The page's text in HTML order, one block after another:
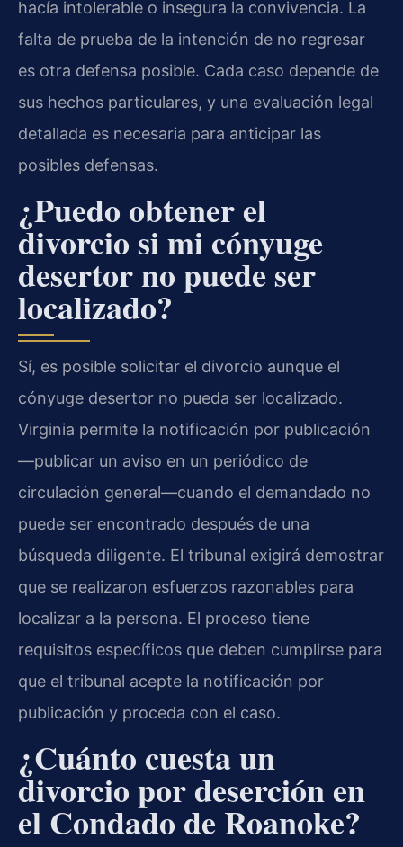
hacía intolerable o insegura la convivencia. La
falta de prueba de la intención de no regresar
es otra defensa posible. Cada caso depende de
sus hechos particulares, y una evaluación legal
detallada es necesaria para anticipar las
posibles defensas.
¿Puedo obtener el
divorcio si mi cónyuge
desertor no puede ser
localizado?
Sí, es posible solicitar el divorcio aunque el
cónyuge desertor no pueda ser localizado.
Virginia permite la notificación por publicación
—publicar un aviso en un periódico de
circulación general—cuando el demandado no
puede ser encontrado después de una
búsqueda diligente. El tribunal exigirá demostrar
que se realizaron esfuerzos razonables para
localizar a la persona. El proceso tiene
requisitos específicos que deben cumplirse para
que el tribunal acepte la notificación por
publicación y proceda con el caso.
¿Cuánto cuesta un
divorcio por deserción en
el Condado de Roanoke?